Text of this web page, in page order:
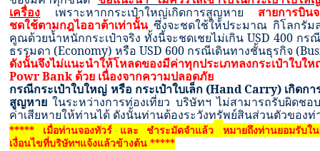
เครื่อง เพราะหากกระเป๋าใหญ่เกิดการสูญหาย สายการบิน
ชดใช้ตามกฎไออาต้าเท่านั้นซึ่งจะชดใช้ให้ประมาณ กิโลกรั
คูณด้วยน้ำหนักกระเป๋าจริง ทั้งนี้จะชดเชยไม่เกิน USD 400 กร
ธรรมดา (Economy)หรือUSD 600 กรณีเดินทางชั้นธุรกิจ
ดังนั้นจึงไม่แนะนำให้โหลดของมีค่าทุกประเภทลงกระเป๋าใบ
Powr Bankด้วย เนื่องจากความปลอดภัย
กรณีกระเป๋าใบใหญ่ หรือ กระเป๋าใบเล็ก (Hand Carry) เกิดก
สูญหาย ในระหว่างการท่องเที่ยว บริษัทฯ ไม่สามารถรับผิดชอ
ค่าเสียหายให้ท่านได้ ดังนั้นท่านต้องระวังทรัพย์สินส่วนตัวของท่
***** เมื่อท่านจองทัวร์ และ ชำระมัดจำแล้ว
หมายถึงท่านยอมรับใ
เงื่อนไขที่บริษัทฯแจ้งแล้วข้างต้น *****